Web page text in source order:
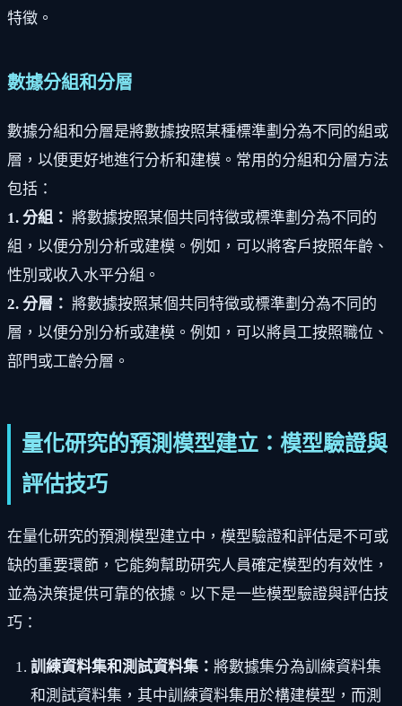
特徵。
數據分組和分層
數據分組和分層是將數據按照某種標準劃分為不同的組或
層，以便更好地進行分析和建模。常用的分組和分層方法
包括：
1. 分組： 將數據按照某個共同特徵或標準劃分為不同的
組，以便分別分析或建模。例如，可以將客戶按照年齡、
性別或收入水平分組。
2. 分層： 將數據按照某個共同特徵或標準劃分為不同的
層，以便分別分析或建模。例如，可以將員工按照職位、
部門或工齡分層。
量化研究的預測模型建立：模型驗證與
評估技巧
在量化研究的預測模型建立中，模型驗證和評估是不可或
缺的重要環節，它能夠幫助研究人員確定模型的有效性，
並為決策提供可靠的依據。以下是一些模型驗證與評估技
巧：
訓練資料集和測試資料集： 將數據集分為訓練資料集
和測試資料集，其中訓練資料集用於構建模型，而測